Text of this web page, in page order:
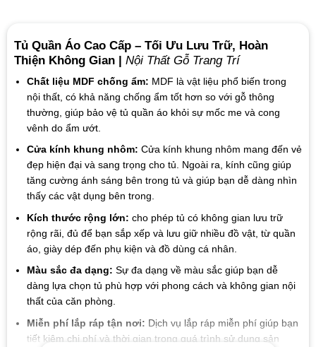
Tủ Quần Áo Cao Cấp – Tối Ưu Lưu Trữ, Hoàn
Thiện Không Gian | Nội Thất Gỗ Trang Trí
Chất liệu MDF chống ẩm: MDF là vật liệu phổ biến trong
nội thất, có khả năng chống ẩm tốt hơn so với gỗ thông
thường, giúp bảo vệ tủ quần áo khỏi sự mốc me và cong
vênh do ẩm ướt.
Cửa kính khung nhôm: Cửa kính khung nhôm mang đến vẻ
đẹp hiện đại và sang trọng cho tủ. Ngoài ra, kính cũng giúp
tăng cường ánh sáng bên trong tủ và giúp bạn dễ dàng nhìn
thấy các vật dụng bên trong.
Kích thước rộng lớn: cho phép tủ có không gian lưu trữ
rộng rãi, đủ để bạn sắp xếp và lưu giữ nhiều đồ vật, từ quần
áo, giày dép đến phụ kiện và đồ dùng cá nhân.
Màu sắc đa dạng: Sự đa dạng về màu sắc giúp bạn dễ
dàng lựa chọn tủ phù hợp với phong cách và không gian nội
thất của căn phòng.
Miễn phí lắp ráp tận nơi: Dịch vụ lắp ráp miễn phí giúp bạn
tiết kiệm chi phí và thời gian trong quá trình sử dụng sản